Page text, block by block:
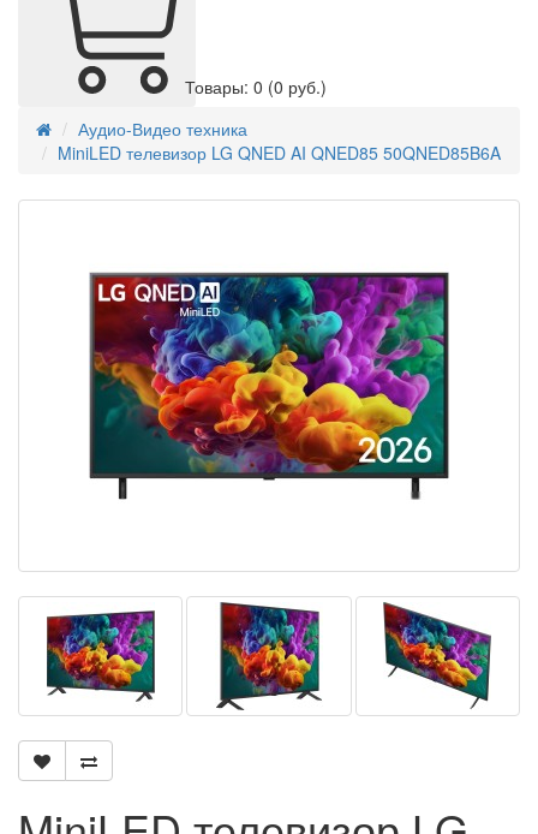
Товары: 0 (0 руб.)
Аудио-Видео техника
MiniLED телевизор LG QNED AI QNED85 50QNED85B6A